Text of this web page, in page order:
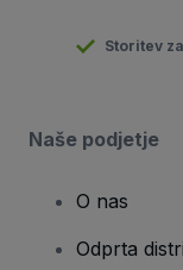
Storitev
Naše podjetje
O nas
Odprta